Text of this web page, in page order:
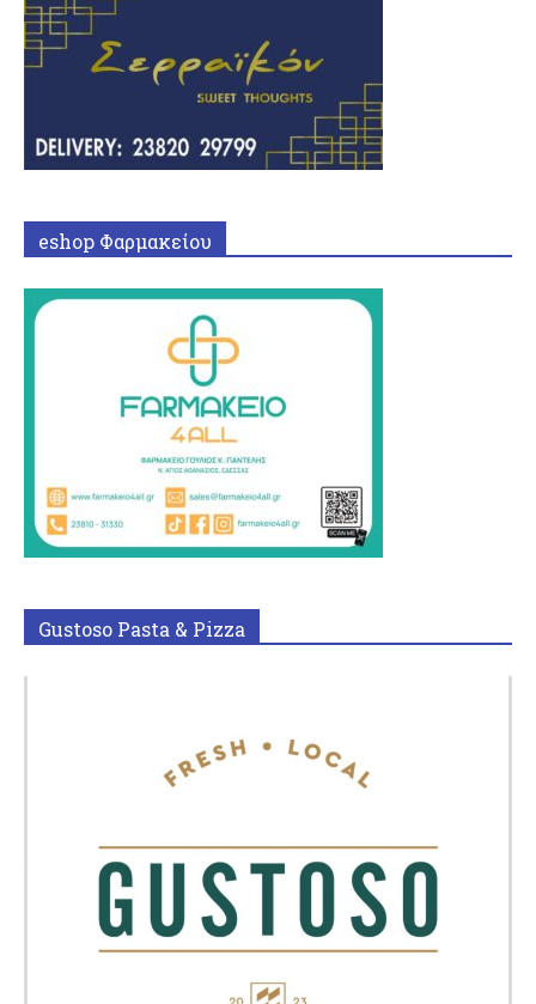
eshop Φαρμακείου
Gustoso Pasta & Pizza